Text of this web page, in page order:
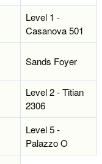
Level 1 -
Casanova 501
Sands Foyer
Level 2 - Titian
2306
Level 5 -
Palazzo O